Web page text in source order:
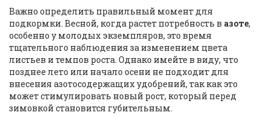
Важно определить правильный момент для
подкормки. Весной, когда растет потребность в азоте,
особенно у молодых экземпляров, это время
тщательного наблюдения за изменением цвета
листьев и темпов роста. Однако имейте в виду, что
позднее лето или начало осени не подходит для
внесения азотосодержащих удобрений, так как это
может стимулировать новый рост, который перед
зимовкой становится губительным.